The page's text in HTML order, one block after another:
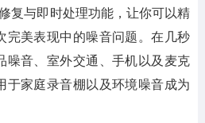
复与即时处理功能，让你可以精
完美表现中的噪音问题。在几秒
噪音、室外交通、手机以及麦克
于家庭录音棚以及环境噪音成为